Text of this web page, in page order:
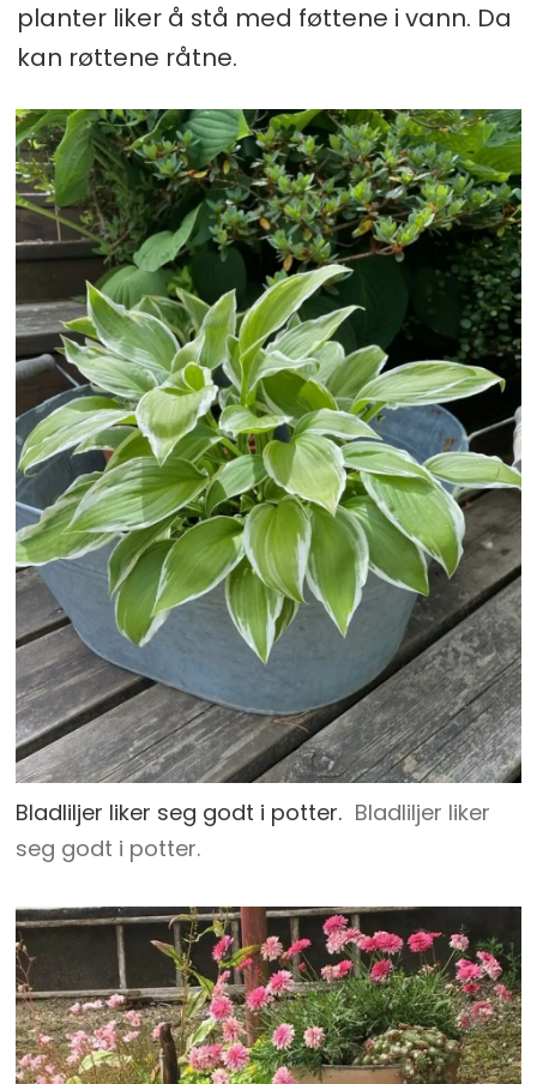
planter liker å stå med føttene i vann. Da
kan røttene råtne.
Bladliljer liker seg godt i potter. Bladliljer liker
seg godt i potter.